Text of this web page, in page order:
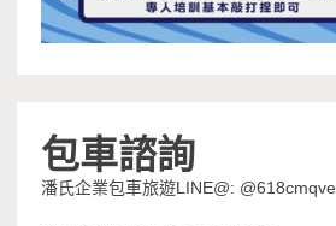
包車諮詢
潘氏企業包車旅遊LINE@: @618cmqve